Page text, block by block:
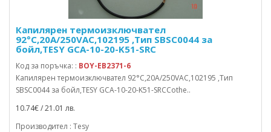
Капилярен термоизключвател
92°C,20A/250VAC,102195 ,Тип SBSC0044 за
бойл,TESY GCA-10-20-K51-SRC
Код за поръчка: : BOY-EB2371-6
Капилярен термоизключвател 92°C,20A/250VAC,102195 ,Тип
SBSC0044 за бойл,TESY GCA-10-20-K51-SRCCothe..
10.74€ / 21.01 лв.
Производител : Tesy